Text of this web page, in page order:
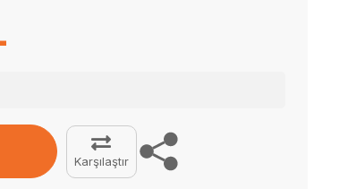
Karşılaştır